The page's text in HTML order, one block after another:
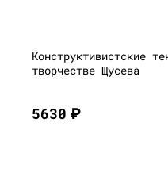
Конструктивистские
творчестве Щусева
5630₽